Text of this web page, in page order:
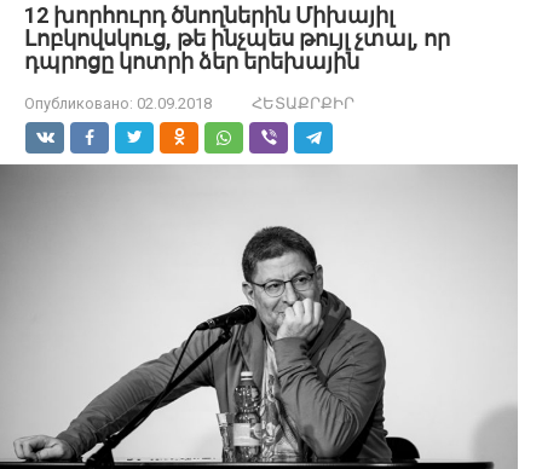
12 խորհուրդ ծնողներին Միխայիլ
Լոբկովսկուց, թե ինչպես թույլ չտալ, որ
դպրոցը կոտրի ձեր երեխային
Опубликовано: 02.09.2018 ՀԵՏԱՔՐՔԻՐ